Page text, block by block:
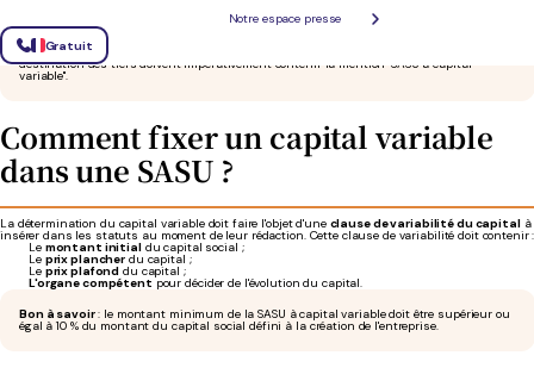
Notre espace presse
Gratuit
Bon à savoir
: si vous choisissez la SASU à capital variable, tous les documents à
destination des tiers doivent impérativement contenir la mention "SASU à capital
variable".
Comment fixer un capital variable
dans une SASU ?
La détermination du capital variable doit faire l'objet d'une clause de variabilité du capitalà
insérer dans les statuts au moment de leur rédaction. Cette clause de variabilité doit contenir :
Le montant initialdu capital social ;
Le prix plancher du capital ;
Le prix plafond du capital ;
L'organe compétent pour décider de l'évolution du capital.
Bon à savoir: le montant minimum de la SASU à capital variable doit être supérieur ou
égal à 10 % du montant du capital social défini à la création de l'entreprise.